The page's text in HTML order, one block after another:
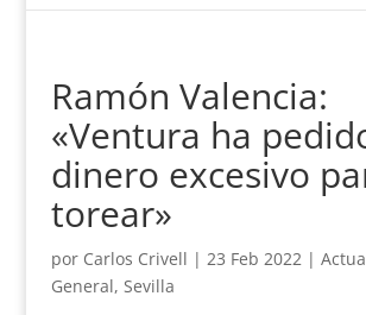
Ramón Valencia:
«Ventura ha
dinero excesivo
torear»
por Carlos Crivell | 23 Feb 2022|
General, Sevilla